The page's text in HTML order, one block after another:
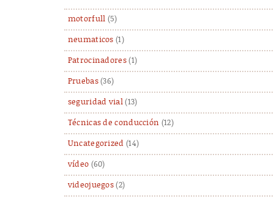
motorfull (5)
neumaticos (1)
Patrocinadores(1)
Pruebas(36)
seguridad vial(13)
Técnicas de conducción (12)
Uncategorized (14)
vídeo (60)
videojuegos (2)